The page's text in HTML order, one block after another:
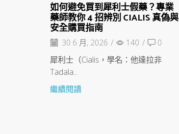
如何避免買到犀利士假藥？專業
藥師教你 4 招辨別 CIALIS 真偽與
安全購買指南
30 6 月, 2026 / 140 /
0
犀利士（Cialis，學名：他達拉非
Tadala...
繼續閱讀